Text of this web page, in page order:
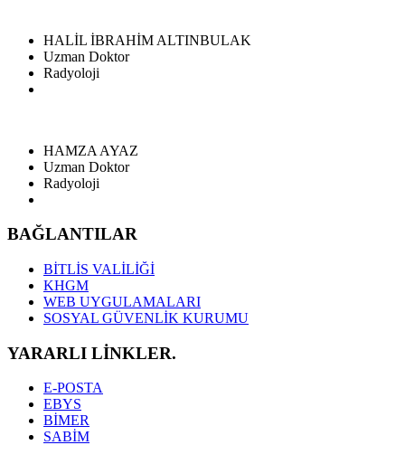
HALİL İBRAHİM ALTINBULAK
Uzman Doktor
Radyoloji
HAMZA AYAZ
Uzman Doktor
Radyoloji
BAĞLANTILAR
BİTLİS VALİLİĞİ
KHGM
WEB UYGULAMALARI
SOSYAL GÜVENLİK KURUMU
YARARLI LİNKLER.
E-POSTA
EBYS
BİMER
SABİM